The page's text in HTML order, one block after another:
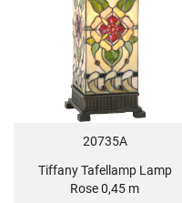
20735A
Tiffany Tafellamp Lamp
Rose 0,45 m